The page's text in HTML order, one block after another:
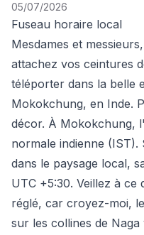
05/07/2026
Fuseau horaire local
Mesdames et
attachez vos ceintures
téléporter dans la belle
Mokokchung, en Inde.
décor. À Mokokchung,
normale indienne
dans le paysage local,
UTC +5:30. Veillez à
réglé, car croyez-moi,
sur les collines de